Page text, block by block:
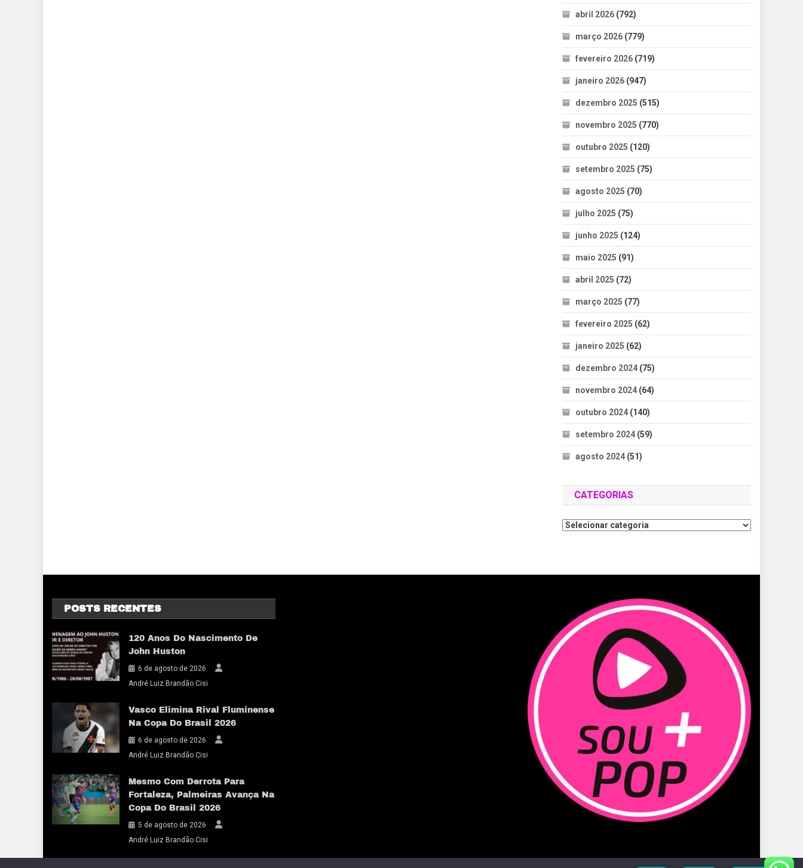
abril 2026 (792)
março 2026 (779)
fevereiro 2026 (719)
janeiro 2026 (947)
dezembro 2025 (515)
novembro 2025 (770)
outubro 2025 (120)
setembro 2025 (75)
agosto 2025 (70)
julho 2025 (75)
junho 2025 (124)
maio 2025 (91)
abril 2025 (72)
março 2025 (77)
fevereiro 2025 (62)
janeiro 2025 (62)
dezembro 2024 (75)
novembro 2024 (64)
outubro 2024 (140)
setembro 2024 (59)
agosto 2024 (51)
CATEGORIAS
POSTS RECENTES
120 Anos Do Nascimento De
John Huston
6 de agosto de 2026
André Luiz Brandão Cisi
Vasco Elimina Rival Fluminense
Na Copa Do Brasil 2026
6 de agosto de 2026
André Luiz Brandão Cisi
Mesmo Com Derrota Para
Fortaleza, Palmeiras Avança Na
Copa Do Brasil 2026
5 de agosto de 2026
André Luiz Brandão Cisi